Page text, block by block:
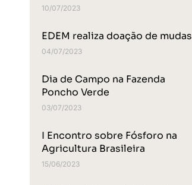
10/07/2023
EDEM realiza doação de mudas
04/07/2023
Dia de Campo na Fazenda
Poncho Verde
03/07/2023
I Encontro sobre Fósforo na
Agricultura Brasileira
15/06/2023